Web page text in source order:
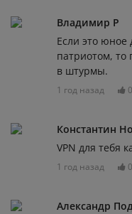
Владимир Р
Если это юное
патриотом, то
в штурмы.
1 год назад 0
Константин
VPN для тебя
1 год назад 0
Александр